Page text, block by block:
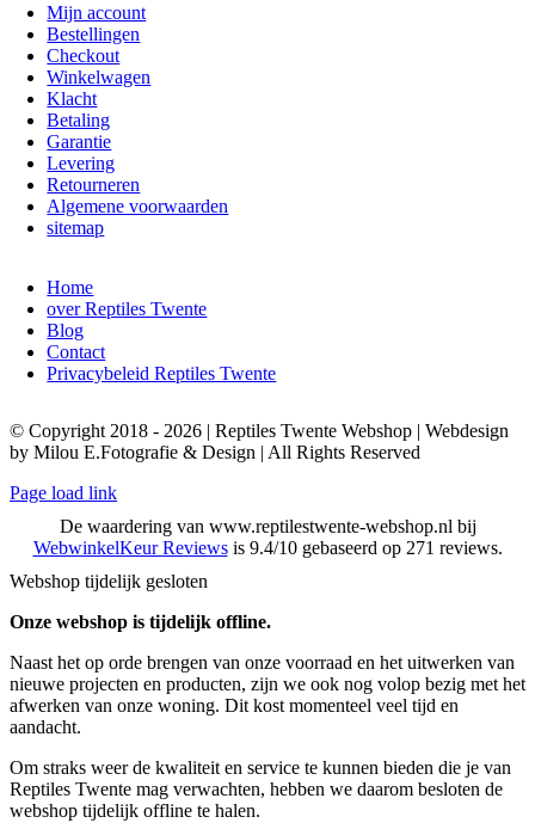
Mijn account
Bestellingen
Checkout
Winkelwagen
Klacht
Betaling
Garantie
Levering
Retourneren
Algemene voorwaarden
sitemap
Home
over Reptiles Twente
Blog
Contact
Privacybeleid Reptiles Twente
© Copyright 2018 - 2026 | Reptiles Twente Webshop | Webdesign
by Milou E.Fotografie & Design | All Rights Reserved
Page load link
De waardering van www.reptilestwente-webshop.nl bij
WebwinkelKeur Reviewsis 9.4/10 gebaseerd op 271 reviews.
Webshop tijdelijk gesloten
Onze webshop is tijdelijk offline.
Naast het op orde brengen van onze voorraad en het uitwerken van
nieuwe projecten en producten, zijn we ook nog volop bezig met het
afwerken van onze woning. Dit kost momenteel veel tijd en
aandacht.
Om straks weer de kwaliteit en service te kunnen bieden die je van
Reptiles Twente mag verwachten, hebben we daarom besloten de
webshop tijdelijk offline te halen.